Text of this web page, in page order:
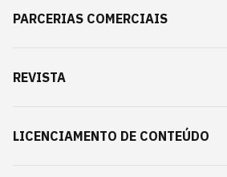
PARCERIAS COMERCIAIS
REVISTA
LICENCIAMENTO DE CONTEÚDO